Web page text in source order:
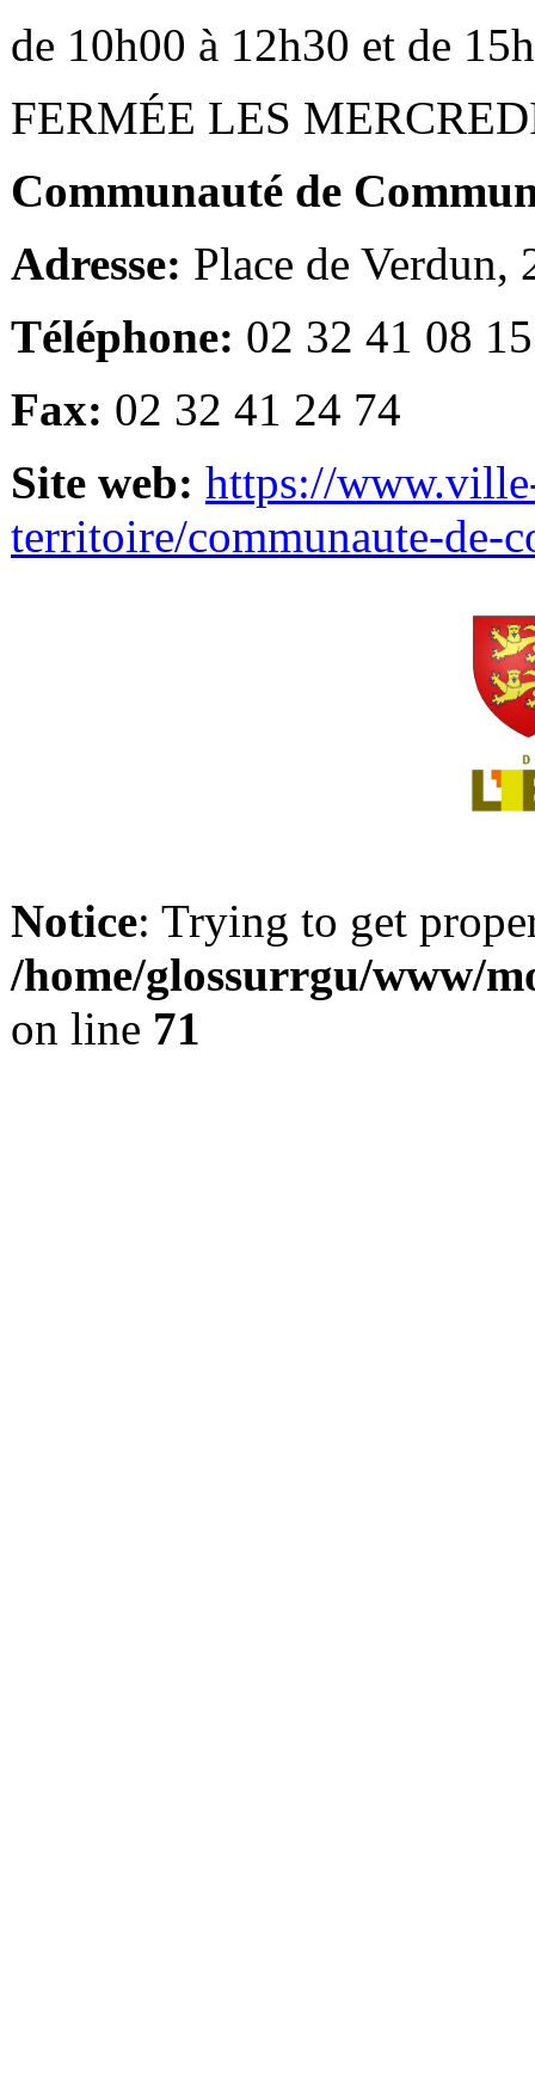
de 10h00 à 12h30 et de
FERMÉE LES
Communauté de
Adresse: Place de Verdun,
Téléphone: 02 32 41 08 15
Fax: 02 32 41 24 74
Site web: https://
territoire/communaute-de-
Notice: Trying to get
/home/glossurrgu/www/
on line 71